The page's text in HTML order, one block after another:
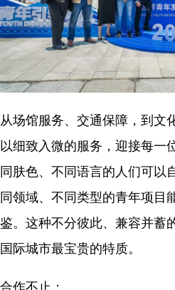
从场馆服务、交通保障，到文
以细致入微的服务，迎接每一
同肤色、不同语言的人们可以
同领域、不同类型的青年项目
鉴。这种不分彼此、兼容并蓄
国际城市最宝贵的特质。
合作不止：